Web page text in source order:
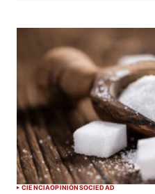
CIENCIAOPINIÓNSOCIEDAD